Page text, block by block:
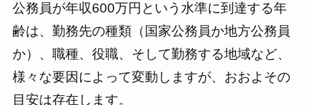
公務員が年収600万円という水準に到達する年
齢は、勤務先の種類（国家公務員か地方公務員
か）、職種、役職、そして勤務する地域など、
様々な要因によって変動しますが、おおよその
目安は存在します。